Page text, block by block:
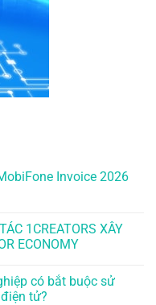
Invoice 2026
1CREATORS XÂY
ECONOMY
có bắt buộc sử
tử?